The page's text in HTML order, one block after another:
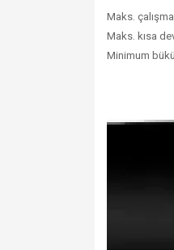
Maks. çalışma
Maks. kısa
Minimum